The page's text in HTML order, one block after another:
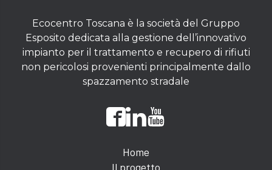
Ecocentro Toscana è la società del Gruppo
Esposito dedicata alla gestione dell’innovativo
impianto per il trattamento e recupero di rifiuti
non pericolosi provenienti principalmente dallo
spazzamento stradale
Home
Il progetto